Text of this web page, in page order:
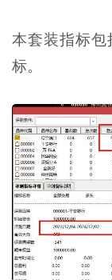
本套装指标
标。